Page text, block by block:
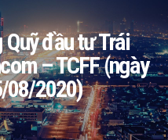
đầu tư Trái
– TCFF (ngày
08/2020)